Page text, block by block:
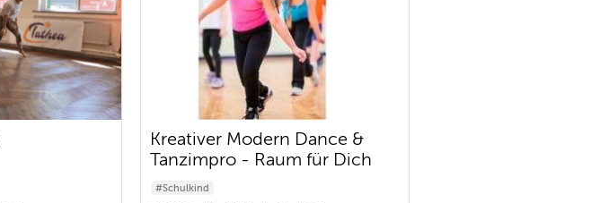
Kreativer Modern Dance &
Tanzimpro - Raum für Dich
#Schulkind